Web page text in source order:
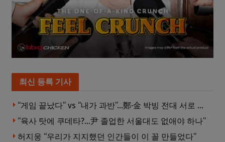
최신 등록 기사
“게임 끝났다” vs “내가 과반”…鄭·金 박빙 전대 서로 우위 주장
“육사 탓에 쿠데타?…尹 졸업한 서울대도 없애야 하나”
허지웅 “우리가 지지했던 인간들이 이 꼴 만들었다”